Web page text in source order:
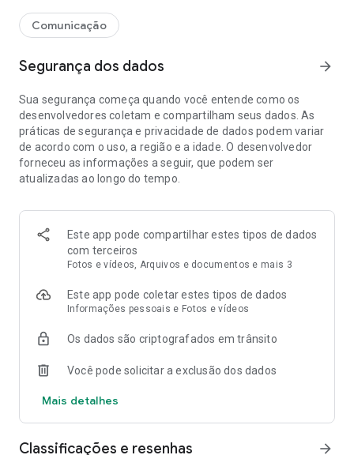
NEGOCIE: Faça propostas e negocie bens publicados por sua
cooperativa em nossa Comunidade de Negócios, visualize
suas dúvidas antes de fechar a compra.
FAÇA PARTE: Acesse rapidamente as informações mais
importantes sobre a sua cooperativa e os principais canais de
contato (endereço, email e telefone).
PERSONALIZE: Customize seu perfil, edite sua foto, escolha
um apelido, defina interesses para um feed personalizado e
VOTE: Participe das votações sobre os mais diversos
assuntos que a sua cooperativa criar e, ao final da votação,
veja o resultado ainda no próprio app.
Mobilize-se!
Comunicação
Segurança dos dados arrow_forward
Sua segurança começa quando você entende como os
desenvolvedores coletam e compartilham seus dados. As
práticas de segurança e privacidade de dados podem variar
de acordo com o uso, a região e a idade. O desenvolvedor
forneceu as informações a seguir, que podem ser
atualizadas ao longo do tempo.
Este app pode compartilhar estes tipos de dados
com terceiros
Fotos e vídeos, Arquivos e documentos e mais 3
Este app pode coletar estes tipos de dados
Informações pessoais e Fotos e vídeos
Os dados são criptografados em trânsito
Você pode solicitar a exclusão dos dados
Mais detalhes
Classificações e resenhas arrow_forward